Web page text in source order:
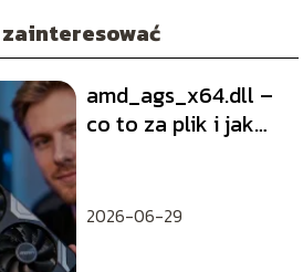
amd_ags_x64.dll –
co to za plik i jak
2026-06-29